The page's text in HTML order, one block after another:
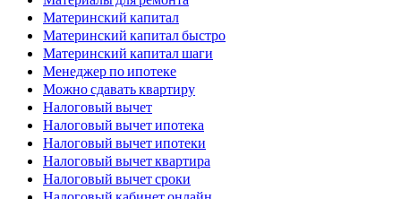
Материнский капитал
Материнский капитал быстро
Материнский капитал шаги
Менеджер по ипотеке
Можно сдавать квартиру
Налоговый вычет
Налоговый вычет ипотека
Налоговый вычет ипотеки
Налоговый вычет квартира
Налоговый вычет сроки